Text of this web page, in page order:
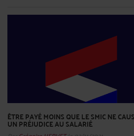
ÊTRE PAYÉ MOINS QUE LE SMIC NE
UN PRÉJUDICE AU SALARIÉ